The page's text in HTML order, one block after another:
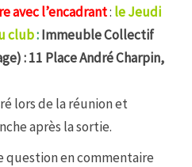
avec l’encadrant: leJeudi
club:Immeuble Collectif
: 11 Place André Charpin,
lors de la réunion et
après la sortie.
question en commentaire